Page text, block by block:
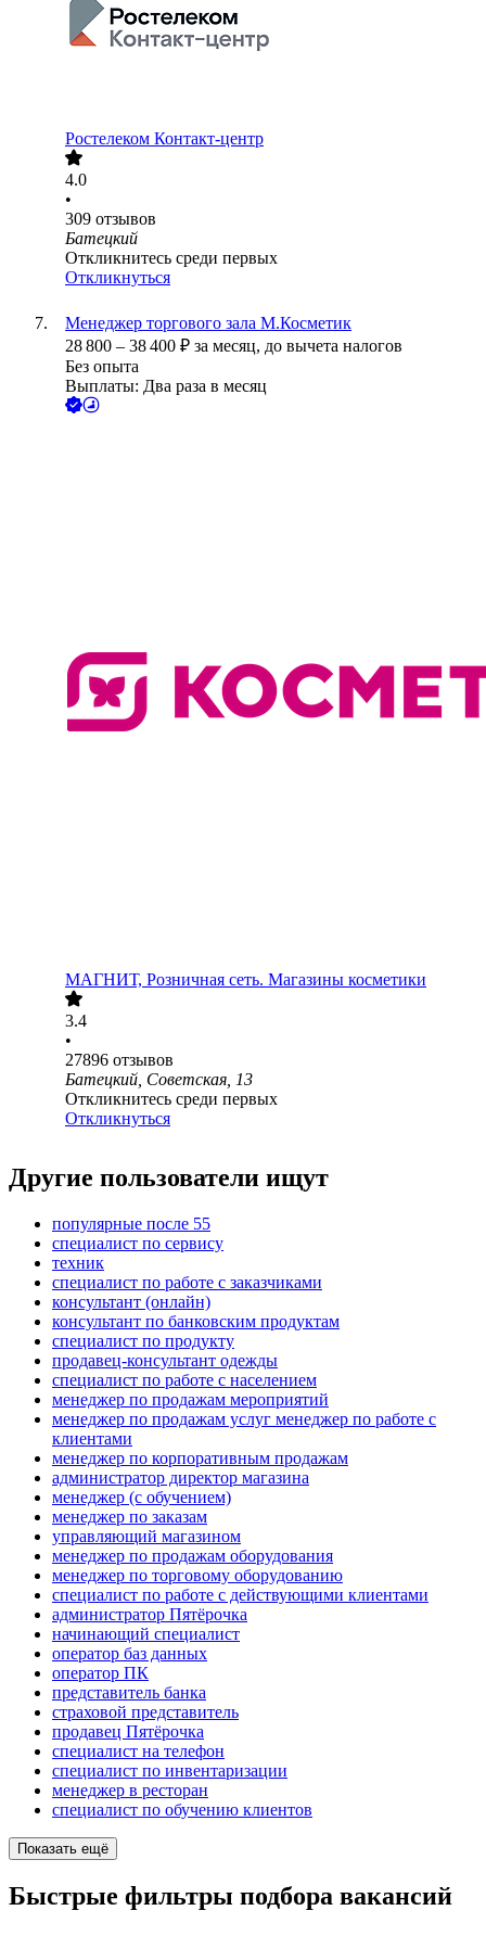
Ростелеком Контакт-центр
4.0
•
309 отзывов
Батецкий
Откликнитесь среди первых
Откликнуться
Менеджер торгового зала М.Косметик
28 800 – 38 400 ₽ за месяц, до вычета налогов
Без опыта
Выплаты: Два раза в месяц
МАГНИТ, Розничная сеть. Магазины косметики
3.4
•
27896 отзывов
Батецкий, Советская, 13
Откликнитесь среди первых
Откликнуться
Другие пользователи ищут
популярные после 55
специалист по сервису
техник
специалист по работе с заказчиками
консультант (онлайн)
консультант по банковским продуктам
специалист по продукту
продавец-консультант одежды
специалист по работе с населением
менеджер по продажам мероприятий
менеджер по продажам услуг менеджер по работе с
клиентами
менеджер по корпоративным продажам
администратор директор магазина
менеджер (с обучением)
менеджер по заказам
управляющий магазином
менеджер по продажам оборудования
менеджер по торговому оборудованию
специалист по работе с действующими клиентами
администратор Пятёрочка
начинающий специалист
оператор баз данных
оператор ПК
представитель банка
страховой представитель
продавец Пятёрочка
специалист на телефон
специалист по инвентаризации
менеджер в ресторан
специалист по обучению клиентов
Показать ещё
Быстрые фильтры подбора вакансий